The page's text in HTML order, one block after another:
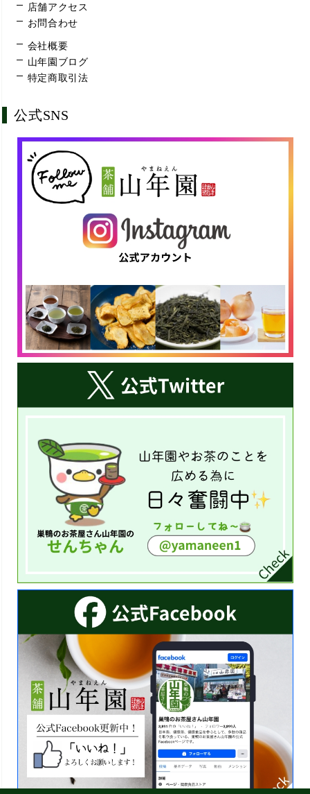
店舗アクセス
お問合わせ
会社概要
山年園ブログ
特定商取引法
公式SNS